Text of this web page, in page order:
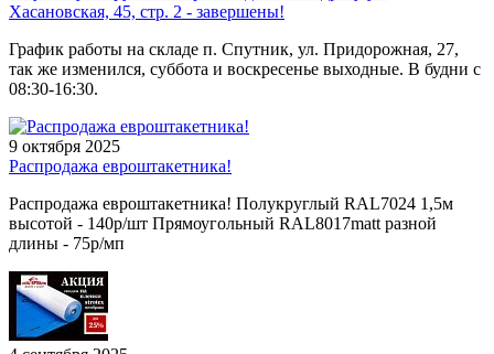
Хасановская, 45, стр. 2 - завершены!
График работы на складе п. Спутник, ул. Придорожная, 27,
так же изменился, суббота и воскресенье выходные. В будни с
08:30-16:30.
9 октября 2025
Распродажа евроштакетника!
Распродажа евроштакетника! Полукруглый RAL7024 1,5м
высотой - 140р/шт Прямоугольный RAL8017matt разной
длины - 75р/мп